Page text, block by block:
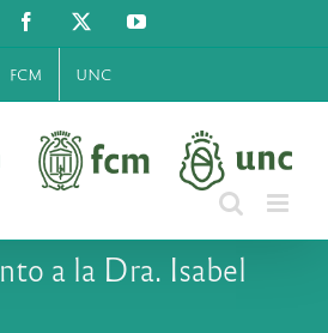
Facebook YouTube
FCM UNC
a la Dra. Isabel